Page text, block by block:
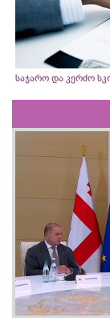
საჯარო და კერძო